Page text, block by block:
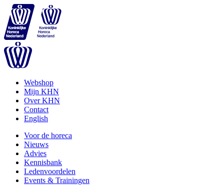
Webshop
Mijn KHN
Over KHN
Contact
English
Voor de horeca
Nieuws
Advies
Kennisbank
Ledenvoordelen
Events & Trainingen